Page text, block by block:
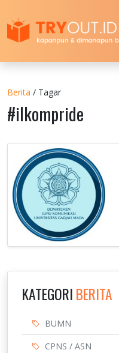
Berita / Tagar
#ilkompride
KATEGORI BERITA
BUMN
CPNS / ASN